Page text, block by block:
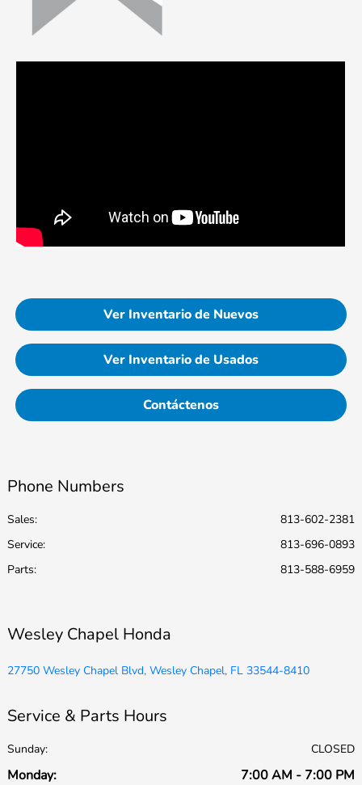
Ver Inventario de Nuevos
Ver Inventario de Usados
Contáctenos
Phone Numbers
Sales:
813-602-2381
Service:
813-696-0893
Parts: 813-588-6959
Wesley Chapel Honda
27750 Wesley Chapel Blvd, Wesley Chapel, FL 33544-8410
Service & Parts Hours
Sunday: CLOSED
Monday: 7:00 AM - 7:00 PM